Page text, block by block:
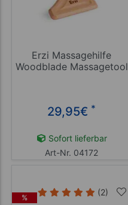
Erzi Massagehilfe
Woodblade Massagetool
29,95€ *
Sofort lieferbar
Art-Nr. 04172
%
(2)